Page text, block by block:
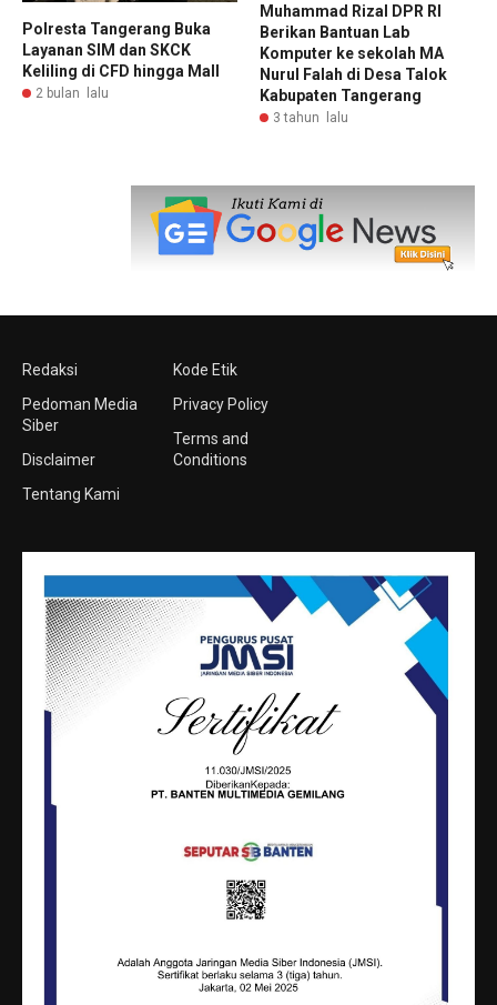
Polresta Tangerang Buka
Layanan SIM dan SKCK
Keliling di CFD hingga Mall
2 bulan lalu
Muhammad Rizal DPR RI
Berikan Bantuan Lab
Komputer ke sekolah MA
Nurul Falah di Desa Talok
Kabupaten Tangerang
3 tahun lalu
Redaksi
Pedoman Media
Siber
Disclaimer
Tentang Kami
Kode Etik
Privacy Policy
Terms and
Conditions